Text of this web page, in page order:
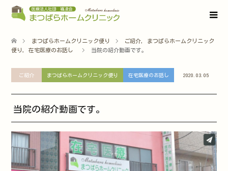
まつばらホームクリニック便り ご紹介
まつばらホームクリニック
便り
在宅医療のお話し 当院の紹介動画です。
ご紹介 まつばらホームクリニック便り 在宅医療のお話し 2020.03.05
当院の紹介動画です。